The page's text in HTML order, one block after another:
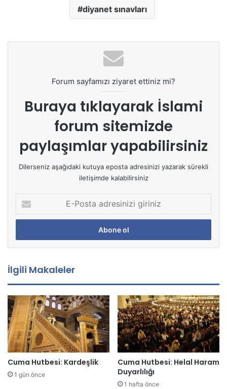
diyanet sınavları
Forum sayfamızı ziyaret ettiniz mi?
Buraya tıklayarak İslami
forum sitemizde
paylaşımlar yapabilirsiniz
Dilerseniz aşağıdaki kutuya eposta adresinizi yazarak sürekli
iletişimde kalabilirsiniz
P
s
a
d
r
e
s
i
n
i
g
İlgili Makaleler
Cuma Hutbesi: Kardeşlik
1 gün önce
Cuma Hutbesi: Helal Haram
Duyarlılığı
1 hafta önce